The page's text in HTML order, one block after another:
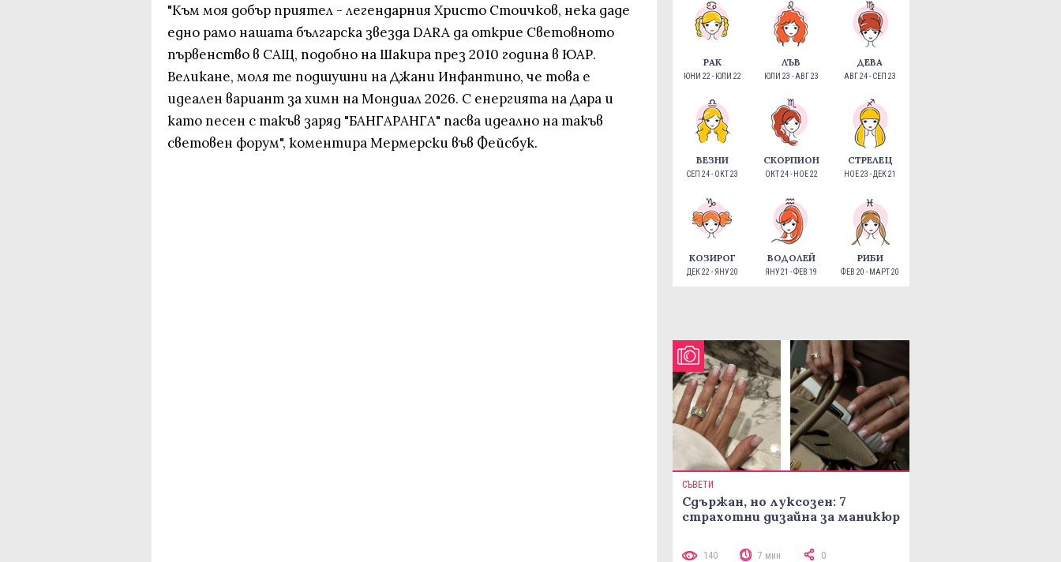
"Към моя добър приятел - легендарния Христо Стоичков, нека даде
едно рамо нашата българска звезда DARA да открие Световното
първенство в САЩ, подобно на Шакира през 2010 година в ЮАР.
Великане, моля те подшушни на Джани Инфантино, че това е
идеален вариант за химн на Мондиал 2026. С енергията на Дара и
като песен с такъв заряд "БАНГАРАНГА" пасва идеално на такъв
световен форум", коментира Мермерски във Фейсбук.
РАК
ЮНИ 22 - ЮЛИ 22
ЛЪВ
ЮЛИ 23 - АВГ 23
ДЕВА
АВГ 24 - СЕП 23
ВЕЗНИ
СЕП 24 - ОКТ 23
СКОРПИОН
ОКТ 24 - НОЕ 22
СТРЕЛЕЦ
НОЕ 23 - ДЕК 21
КОЗИРОГ
ДЕК 22 - ЯНУ 20
ВОДОЛЕЙ
ЯНУ 21 - ФЕВ 19
РИБИ
ФЕВ 20 - МАРТ 20
СЪВЕТИ
Сдържан, но луксозен: 7
страхотни дизайна за маникюр
140 7 мин 0